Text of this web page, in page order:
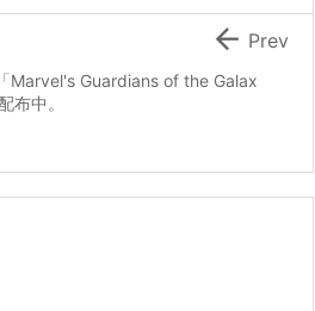
Marvel's Guardians of the Galax
布中。
 Prev